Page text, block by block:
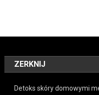
ZERKNIJ
Detoks skóry domowymi